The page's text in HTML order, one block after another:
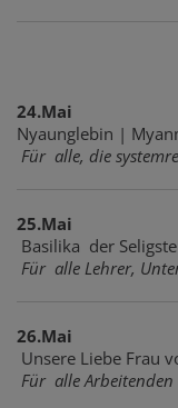
24.Mai
Nyaunglebin |
Für alle, die
25.Mai
Basilika der
Für alle Lehrer,
26.Mai
Unsere Liebe Frau
Für alle